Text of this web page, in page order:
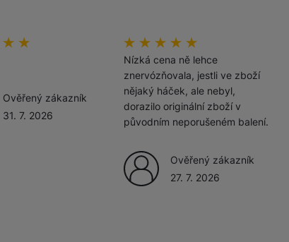
mohli zobrazit vhodné obsahy nebo reklamy jak
Ověřený zákazník
31. 7. 2026
hodnoceni_zakazniku
100%
Nízká cena ně lehce
znervózňovala, jestli ve zboží
nějaký háček, ale nebyl,
dorazilo originální zboží v
původním neporušeném balení.
Ověřený zákazník
27. 7. 2026